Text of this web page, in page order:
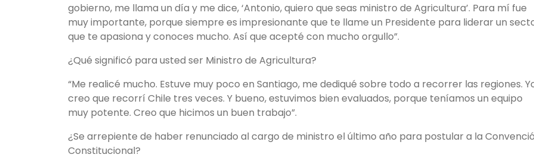
gobierno, me llama un día y me dice, ‘Antonio, quiero que seas ministro de Agricultura’. Para mí fue
muy importante, porque siempre es impresionante que te llame un Presidente para liderar un
que te apasiona y conoces mucho. Así que acepté con mucho orgullo”.
¿Qué significó para usted ser Ministro de Agricultura?
“Me realicé mucho. Estuve muy poco en Santiago, me dediqué sobre todo a recorrer las regiones.
creo que recorrí Chile tres veces. Y bueno, estuvimos bien evaluados, porque teníamos un equipo
muy potente. Creo que hicimos un buen trabajo”.
¿Se arrepiente de haber renunciado al cargo de ministro el último año para postular a la
Constitucional?